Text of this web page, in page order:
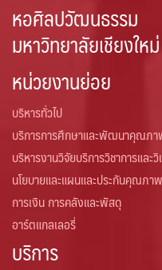
หอศิลปวัฒนธรรม
มหาวิทยาลัยเชียงใหม่
หน่วยงานย่อย
บริหารทั่วไป
บริการการศึกษาและพัฒนาคุณภ
บริหารงานวิจัยบริการวิชาการแล
นโยบายและแผนและประกันคุณภา
การเงิน การคลังและพัสดุ
อาร์ตแกลเลอรี่
บริการ